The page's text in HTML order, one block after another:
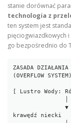
stanie dorównać
technologia z
ten system jest
pięciogwiazdkowych i
go bezpośrednio do
ZASADA DZIAŁANIA
(OVERFLOW
[ Lustro Wody:
               ▼  Woda przelewa się równomiernie przez
krawędź niecki